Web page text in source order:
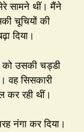
सामने थीं। मैंने
चूचियों की
दिया।
उसकी चड्डी
सिसकारी
रही थीं।
नंगा कर दिया।